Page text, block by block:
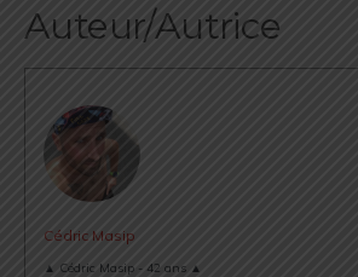
Auteur/Autrice
Cédric Masip
▲ Cédric Masip - 42 ans ▲